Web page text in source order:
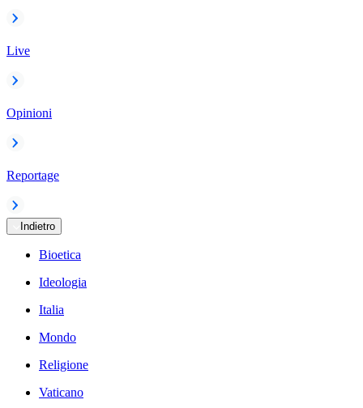
Live
Opinioni
Reportage
Indietro
Bioetica
Ideologia
Italia
Mondo
Religione
Vaticano